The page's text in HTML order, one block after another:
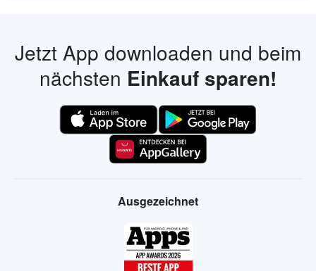
Jetzt App downloaden und beim
nächsten Einkauf sparen!
Ausgezeichnet